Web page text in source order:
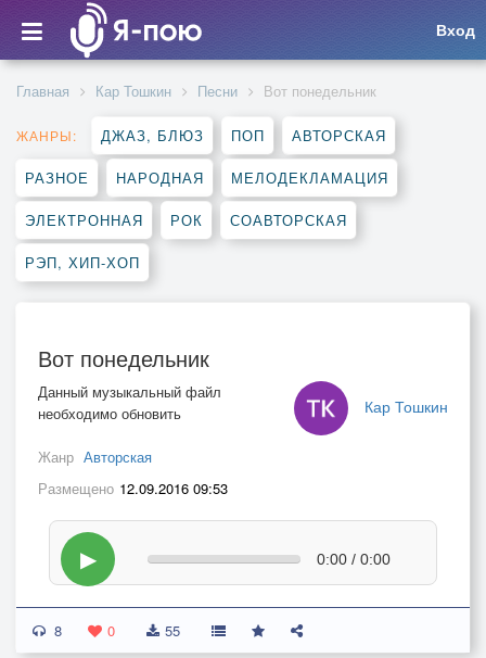
Вход
Главная Кар Тошкин Песни Вот понедельник
ЖАНРЫ: ДЖАЗ, БЛЮЗ ПОП АВТОРСКАЯ
РАЗНОЕ НАРОДНАЯ МЕЛОДЕКЛАМАЦИЯ
ЭЛЕКТРОННАЯ РОК СОАВТОРСКАЯ
РЭП, ХИП-ХОП
Вот понедельник
Кар Тошкин
Данный музыкальный файл
необходимо обновить
Жанр Авторская
Размещено 12.09.2016 09:53
▶ 0:00 / 0:00
8 0 55